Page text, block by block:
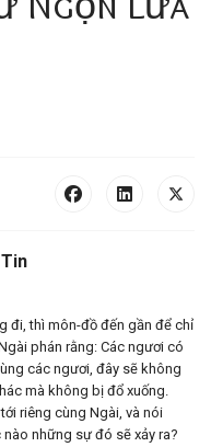
đi, thì môn-đồ đến gần để chỉ
phán rằng: Các ngươi có
các ngươi, đây sẽ không
mà không bị đổ xuống.
riêng cùng Ngài, và nói
những sự đó sẽ xảy ra?